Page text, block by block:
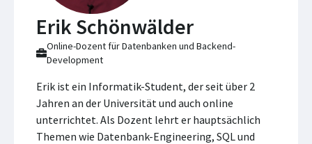
Erik Schönwälder
Online-Dozent für Datenbanken und Backend-
Development
Erik ist ein Informatik-Student, der seit über 2
Jahren an der Universität und auch online
unterrichtet. Als Dozent lehrt er hauptsächlich
Themen wie Datenbank-Engineering, SQL und